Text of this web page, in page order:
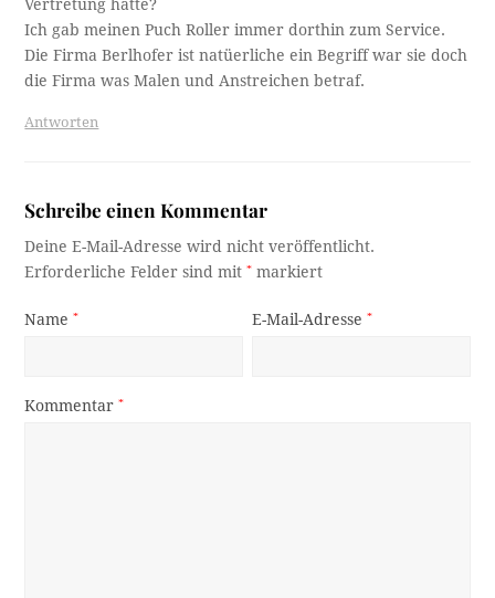
Vertretung hatte?
Ich gab meinen Puch Roller immer dorthin zum Service.
Die Firma Berlhofer ist natüerliche ein Begriff war sie doch
die Firma was Malen und Anstreichen betraf.
Antworten
Schreibe einen Kommentar
Deine E-Mail-Adresse wird nicht veröffentlicht.
Erforderliche Felder sind mit* markiert
Name* E-Mail-Adresse*
Kommentar*